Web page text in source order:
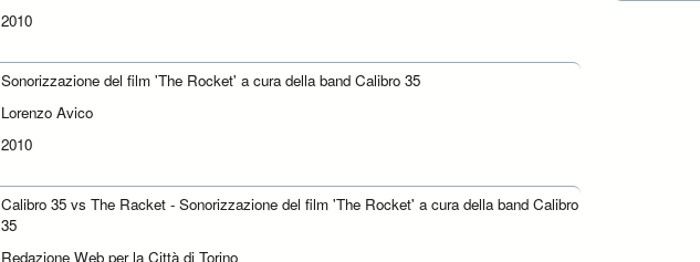
2010
Sonorizzazione del film 'The Rocket' a cura della band Calibro 35
Lorenzo Avico
2010
Calibro 35 vs The Racket - Sonorizzazione del film 'The Rocket' a cura della band Calibro
35
Redazione Web per la Città di Torino